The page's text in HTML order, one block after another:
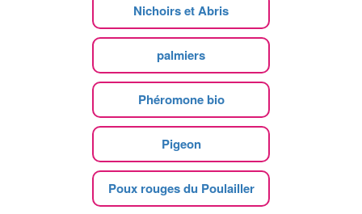
Nichoirs et Abris
palmiers
Phéromone bio
Pigeon
Poux rouges du Poulailler